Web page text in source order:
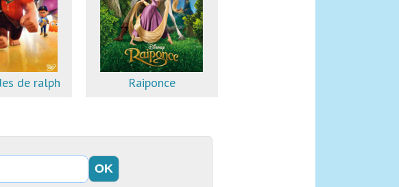
de ralph Raiponce